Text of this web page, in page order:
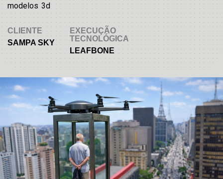
modelos 3d
CLIENTE
SAMPA SKY
EXECUÇÃO
TECNOLÓGICA
LEAFBONE